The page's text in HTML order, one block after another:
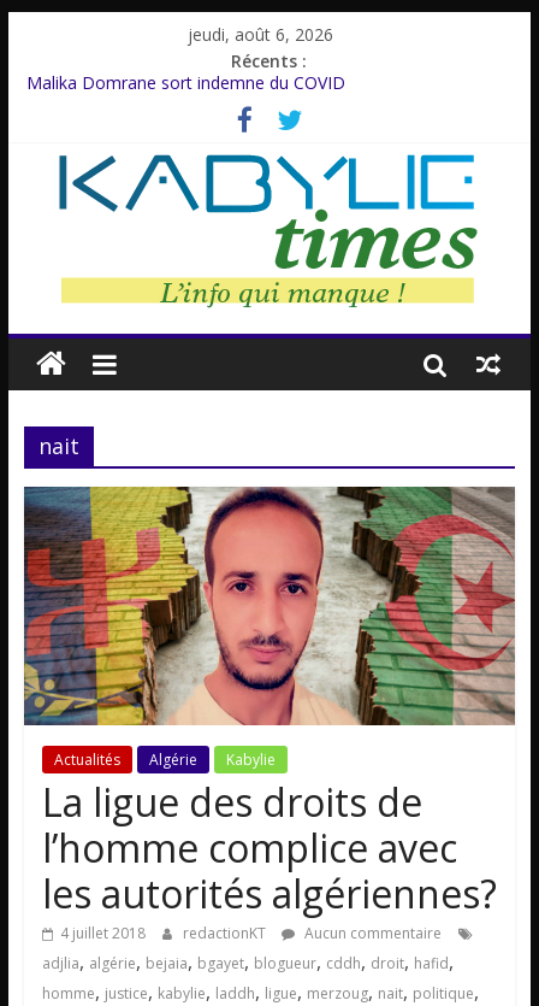
jeudi, août 6, 2026
Récents :
Malika Domrane sort indemne du COVID
Dracula : Une légende inspirée d’un personnage réel
Azzedine Meddour: Un cinéaste émérite, un parcours inachevé
Amnesty International rompt le silence
Farid M’Sili : Une vie au service de la jeunesse.
nait
Actualités Algérie Kabylie
La ligue des droits de
l’homme complice avec
les autorités algériennes?
4 juillet 2018 redactionKT
Aucun commentaire
adjlia, algérie, bejaia, bgayet, blogueur, cddh, droit, hafid,
homme, justice, kabylie, laddh, ligue, merzoug, nait, politique,